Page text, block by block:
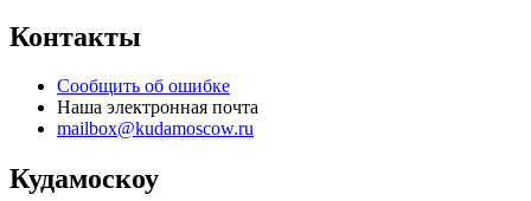
Контакты
Сообщить об ошибке
Наша электронная почта
mailbox@kudamoscow.ru
Кудамоскоу